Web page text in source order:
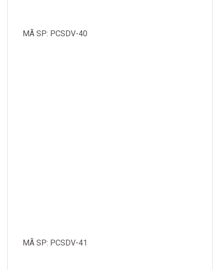
MÃ SP: PCSDV-40
MÃ SP: PCSDV-41